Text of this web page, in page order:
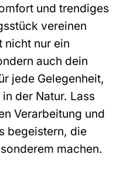
und trendiges
vereinen
nicht nur ein
auch dein
jede Gelegenheit,
der Natur. Lass
Verarbeitung und
begeistern, die
machen.